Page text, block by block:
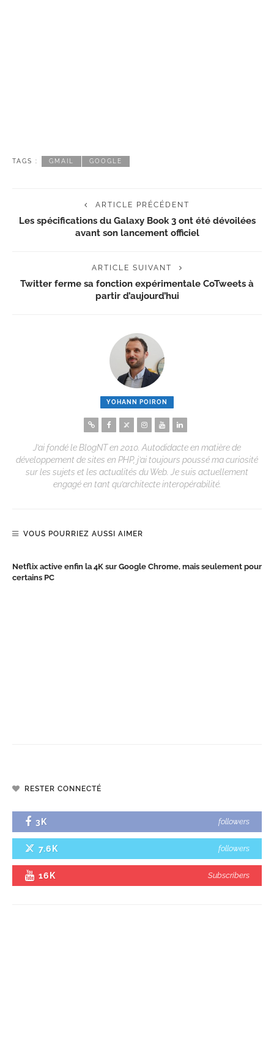
TAGS : GMAIL GOOGLE
ARTICLE PRÉCÉDENT
Les spécifications du Galaxy Book 3 ont été dévoilées
avant son lancement officiel
ARTICLE SUIVANT
Twitter ferme sa fonction expérimentale CoTweets à
partir d’aujourd’hui
YOHANN POIRON
J’ai fondé le BlogNT en 2010. Autodidacte en matière de
développement de sites en PHP, j’ai toujours poussé ma curiosité
sur les sujets et les actualités du Web. Je suis actuellement
engagé en tant qu’architecte interopérabilité.
VOUS POURRIEZ AUSSI AIMER
Netflix active enfin la 4K sur Google Chrome, mais seulement pour
certains PC
RESTER CONNECTÉ
3K followers
7.6K followers
16K Subscribers